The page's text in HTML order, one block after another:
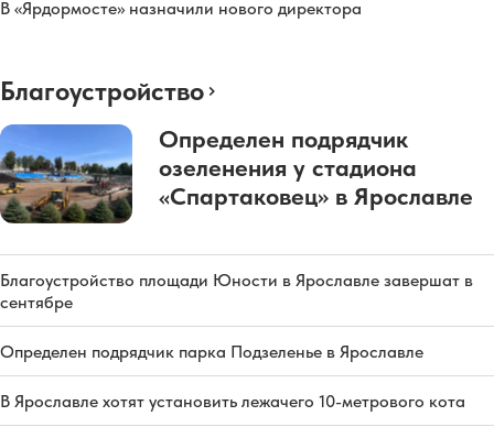
В «Ярдормосте» назначили нового директора
Благоустройство
Определен подрядчик
озеленения у стадиона
«Спартаковец» в Ярославле
Благоустройство площади Юности в Ярославле завершат в
сентябре
Определен подрядчик парка Подзеленье в Ярославле
В Ярославле хотят установить лежачего 10-метрового кота